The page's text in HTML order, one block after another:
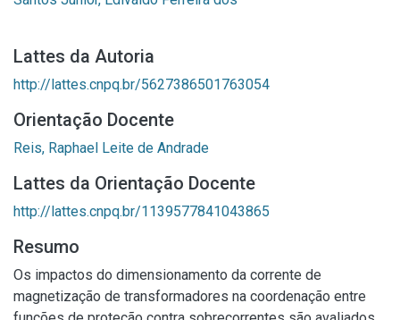
Lattes da Autoria
http://lattes.cnpq.br/5627386501763054
Orientação Docente
Reis, Raphael Leite de Andrade
Lattes da Orientação Docente
http://lattes.cnpq.br/1139577841043865
Resumo
Os impactos do dimensionamento da corrente de
magnetização de transformadores na coordenação entre